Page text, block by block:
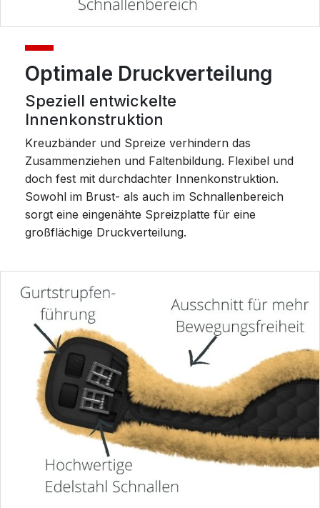
Optimale Druckverteilung
Speziell entwickelte
Innenkonstruktion
Kreuzbänder und Spreize verhindern das
Zusammenziehen und Faltenbildung. Flexibel und
doch fest mit durchdachter Innenkonstruktion.
Sowohl im Brust- als auch im Schnallenbereich
sorgt eine eingenähte Spreizplatte für eine
großflächige Druckverteilung.